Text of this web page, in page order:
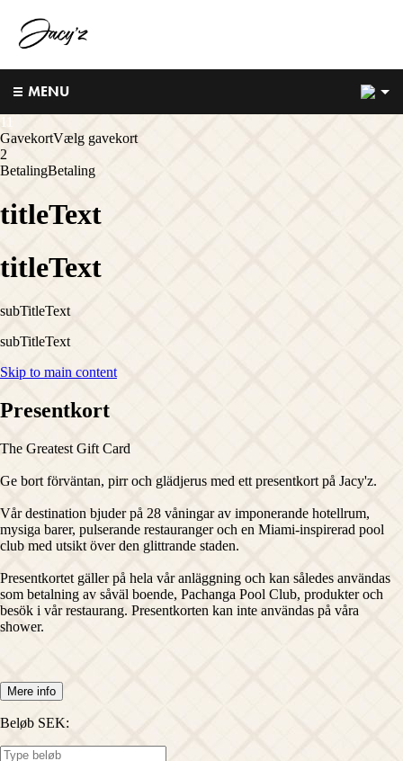
MENU
1
GavekortVælg gavekort
2
BetalingBetaling
titleText
titleText
subTitleText
subTitleText
Skip to main content
Presentkort
The Greatest Gift Card
Ge bort förväntan, pirr och glädjerus med ett presentkort på Jacy'z.
Vår destination bjuder på 28 våningar av imponerande hotellrum,
mysiga barer, pulserande restauranger och en Miami-inspirerad pool
club med utsikt över den glittrande staden.
Presentkortet gäller på hela vår anläggning och kan således användas
som betalning av såväl boende, Pachanga Pool Club, produkter och
besök i vår restaurang. Presentkorten kan inte användas på våra
shower.
Mere info
Beløb SEK: